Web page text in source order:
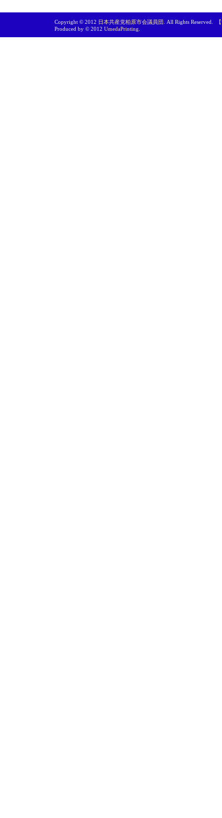
Copyright © 2012 日本共産党柏原市会議員団 . All Rights Reserved.
Produced by © 2012 UmedaPrinting